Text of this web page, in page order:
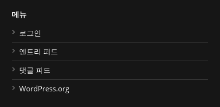
메뉴
로그인
엔트리 피드
댓글 피드
WordPress.org